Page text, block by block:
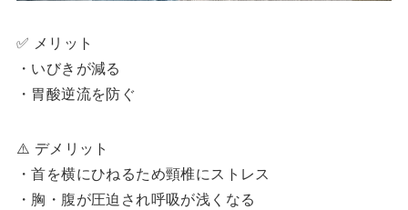
✅ メリット
・いびきが減る
・胃酸逆流を防ぐ
⚠️ デメリット
・首を横にひねるため頸椎にストレス
・胸・腹が圧迫され呼吸が浅くなる